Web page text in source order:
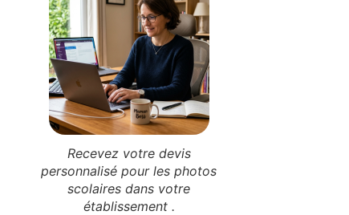
Recevez votre devis
personnalisé pour les photos
scolaires dans votre
établissement .